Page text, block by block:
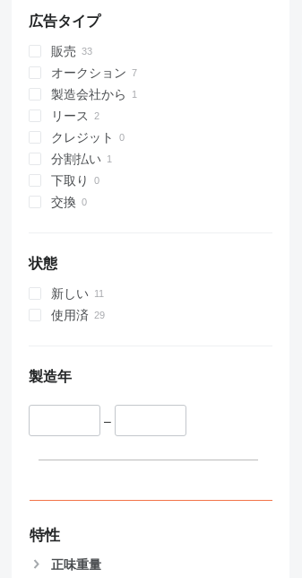
広告タイプ
販売
オークション
製造会社から
リース
クレジット
分割払い
下取り
交換
状態
新しい
使用済
製造年
–
特性
正味重量